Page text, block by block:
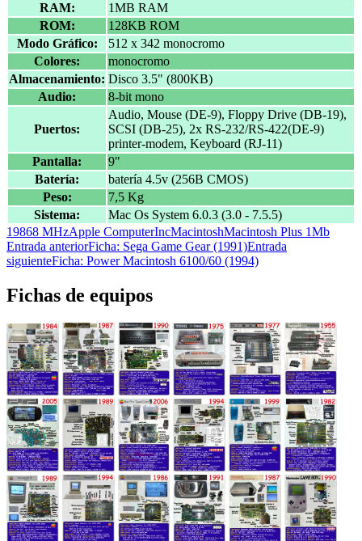
RAM:
1MB RAM
ROM:
128KB ROM
Modo Gráfico:
512 x 342 monocromo
Colores:
monocromo
Almacenamiento: Disco 3.5" (800KB)
Audio:
8-bit mono
Puertos:
Audio, Mouse (DE-9), Floppy Drive (DB-19),
SCSI (DB-25), 2x RS-232/RS-422(DE-9)
printer-modem, Keyboard (RJ-11)
Pantalla:
9"
Batería:
batería 4.5v (256B CMOS)
Peso:
7,5 Kg
Sistema:
Mac Os System 6.0.3 (3.0 - 7.5.5)
19868 MHzApple ComputerIncMacintoshMacintosh Plus 1Mb
Navegación
de
entradas
Entrada anteriorFicha: Sega Game Gear (1991)Entrada
siguienteFicha: Power Macintosh 6100/60 (1994)
Fichas de equipos